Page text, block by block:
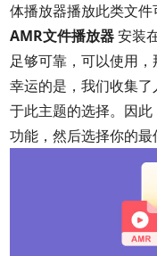
体播放器播放此类文
AMR文件播放器安装
足够可靠，可以使用，
幸运的是，我们收集
于此主题的选择。因
功能，然后选择你的最